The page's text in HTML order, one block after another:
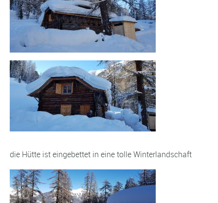
die Hütte ist eingebettet in eine tolle Winterlandschaft